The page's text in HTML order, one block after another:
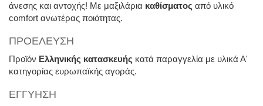
άνεσης και αντοχής! Με μαξιλάρια καθίσματος από υλικό
comfort ανωτέρας ποιότητας.
ΠΡΟΕΛΕΥΣΗ
Προϊόν Ελληνικής κατασκευής κατά παραγγελία με υλικά Α'
κατηγορίας ευρωπαϊκής αγοράς.
ΕΓΓΥΗΣΗ